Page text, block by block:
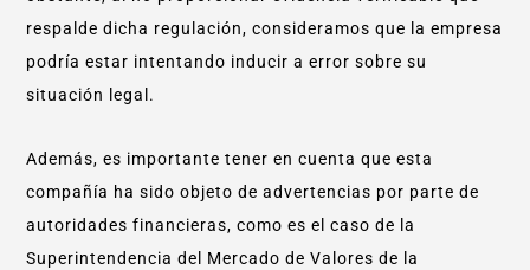
respalde dicha regulación, consideramos que la empresa
podría estar intentando inducir a error sobre su
situación legal.
Además, es importante tener en cuenta que esta
compañía ha sido objeto de advertencias por parte de
autoridades financieras, como es el caso de la
Superintendencia del Mercado de Valores de la